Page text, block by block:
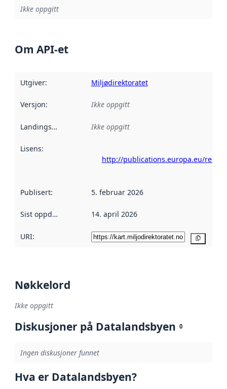
Ikke oppgitt
Om API-et
Utgiver: Miljødirektoratet
Versjon: Ikke oppgitt
Landingsside Ikke oppgitt
Lisens:
http://publications.europa.eu/
Publisert: 5. februar 2026
Sist oppdatert 14. april 2026
URI:
Nøkkelord
Ikke oppgitt
Diskusjoner på Datalandsbyen 0
Ingen diskusjoner funnet
Hva er Datalandsbyen?